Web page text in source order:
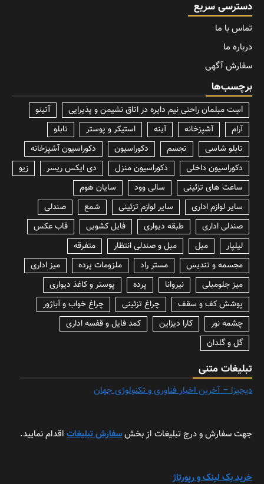
دسترسی سریع
تماس با ما
درباره ما
سفارش آگهی
برچسب‌ها
lسِت مبلمان راحتی نیم دایره در اتاق نشیمن و پذیرایی
آتینو
آرام
آشپزخانه آینه استیکر و پوستر
تابلو
تابلو شاسی
تجسم دکوراسیون
دکوراسیون آشپزخانه
دکوراسیون داخلی
دکوراسیون منزل دی ایکس ریسر
زیو
ساعت های تزئینی
سالی وود
سایان هوم
سایر لوازم اداری
سایر لوازم تزئینی شمع
صندلی
صندلی اداری
طبقه دیواری فایل کشویی
قاب عکس
لیلپار
مبل مبل و صندلی انتظار
متفرقه
مجسمه و تندیس
مستر راد ملزومات پرده
میز اداری
میز جلومبلی
نیروانا پرده
پوستر و کاغذ دیواری
پوشش کف و سقف
چراغ تزئینی
چراغ خواب و آباژور
چشمه نور
کارا دیزاین
کمد فایل و قفسه اداری
گل و گلدان
تبلیغات متنی
دیجیزا – آخرین اخبار فناوری و تکنولوژی جهان
جهت سفارش و درج تبلیغات از بخشسفارش تبلیغات اقدام نمایید.
خرید بک لینک و رپورتاژ